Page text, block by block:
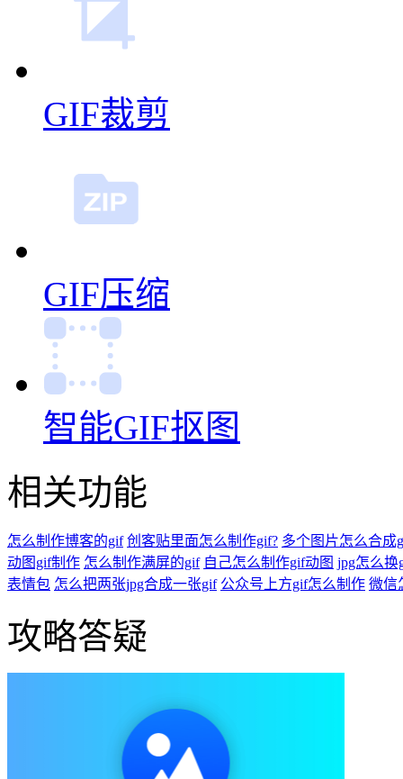
GIF裁剪
GIF压缩
智能GIF抠图
相关功能
怎么制作博客的gif 创客贴里面怎么制作gif? 多个图片怎么合成
动图gif制作 怎么制作满屏的gif 自己怎么制作gif动图 jpg怎么换
表情包 怎么把两张jpg合成一张gif 公众号上方gif怎么制作 微信
攻略答疑